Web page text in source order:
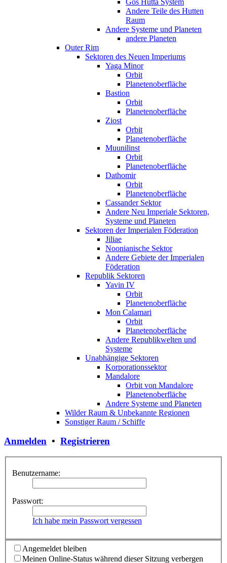
Andere Teile des Hutten
Raum
Andere Systeme und Planeten
andere Planeten
Outer Rim
Sektoren des Neuen Imperiums
Yaga Minor
Orbit
Planetenoberfläche
Bastion
Orbit
Planetenoberfläche
Ziost
Orbit
Planetenoberfläche
Muunilinst
Orbit
Planetenoberfläche
Dathomir
Orbit
Planetenoberfläche
Cassander Sektor
Andere Neu Imperiale Sektoren,
Systeme und Planeten
Sektoren der Imperialen Föderation
Jiliae
Noonianische Sektor
Andere Gebiete der Imperialen
Föderation
Republik Sektoren
Yavin IV
Orbit
Planetenoberfläche
Mon Calamari
Orbit
Planetenoberfläche
Andere Republikwelten und
Systeme
Unabhängige Sektoren
Korporationssektor
Mandalore
Orbit von Mandalore
Planetenoberfläche
Andere Systeme und Planeten
Wilder Raum & Unbekannte Regionen
Sonstiger Raum / Schiffe
Anmelden • Registrieren
Benutzername:
Passwort:
Ich habe mein Passwort vergessen
Angemeldet bleiben
Meinen Online-Status während dieser Sitzung verbergen